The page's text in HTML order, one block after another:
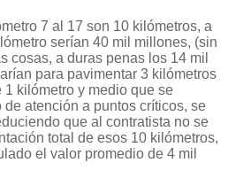
7 al 17 son 10 kilómetros, a
serían 40 mil millones, (sin
cosas, a duras penas los 14 mil
para pavimentar 3 kilómetros
kilómetro y medio que se
atención a puntos críticos, se
que al contratista no se
total de esos 10 kilómetros,
el valor promedio de 4 mil